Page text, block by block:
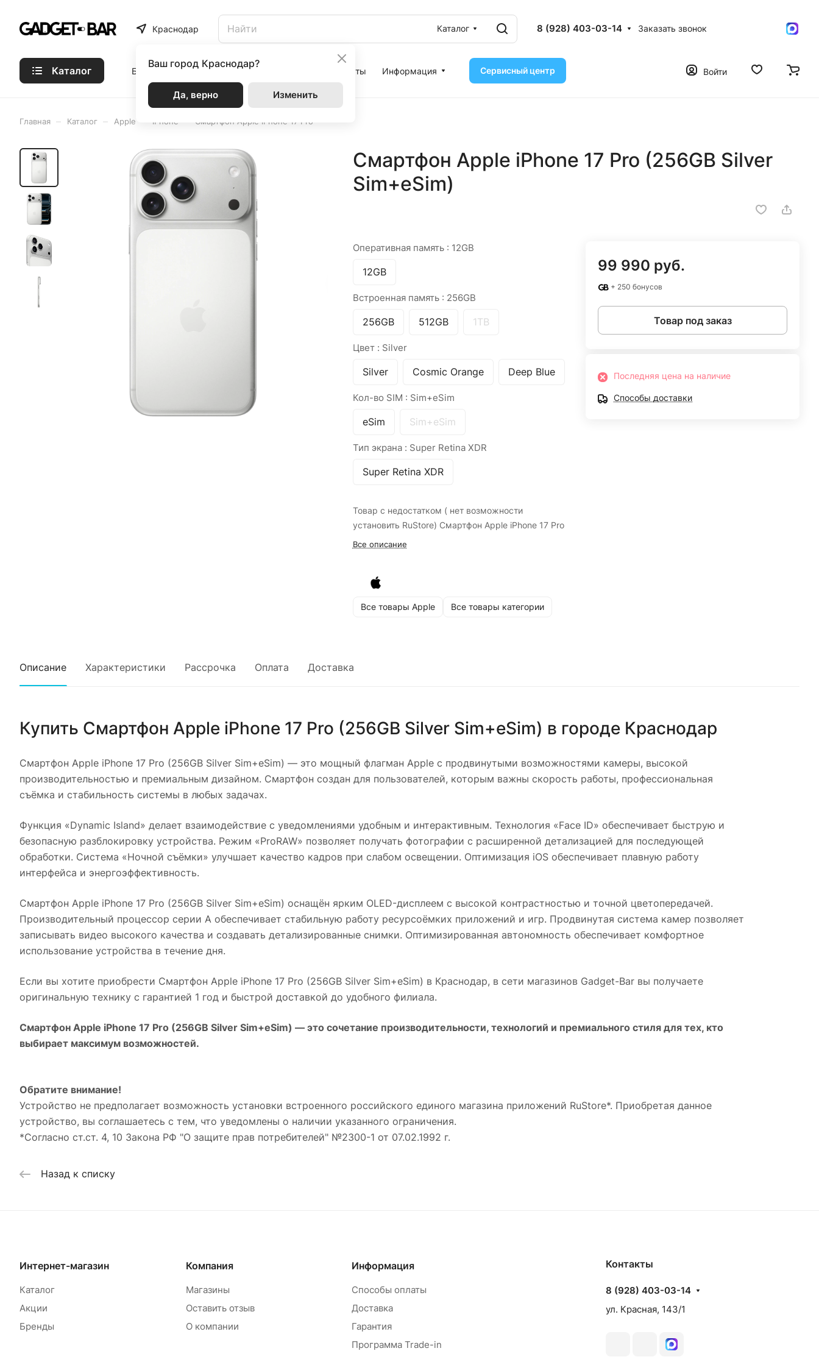
Краснодар
Ваш город Краснодар?
Да, верно Изменить
Каталог 8 (928) 403-03-14 Заказать звонок
Каталог Бренды Статьи Акции Контакты Информация Сервисный центр Войти
Главная Каталог Apple iPhone Смартфон Apple iPhone 17 Pro
Смартфон Apple iPhone 17 Pro (256GB Silver
Sim+eSim)
Оперативная память : 12GB
12GB
Встроенная память : 256GB
256GB 512GB 1TB
Цвет : Silver
Silver Cosmic Orange Deep Blue
Кол-во SIM : Sim+eSim
eSim Sim+eSim
Тип экрана : Super Retina XDR
Super Retina XDR
Товар с недостатком ( нет возможности
установить RuStore) Смартфон Apple iPhone 17 Pro
Все описание
Все товары Apple Все товары категории
99 990 руб.
+ 250 бонусов
Товар под заказ
Последняя цена на наличие
Способы доставки
Описание Характеристики Рассрочка Оплата Доставка
Купить Смартфон Apple iPhone 17 Pro (256GB Silver Sim+eSim) в городе Краснодар
Смартфон Apple iPhone 17 Pro (256GB Silver Sim+eSim) — это мощный флагман Apple с продвинутыми возможностями камеры, высокой
производительностью и премиальным дизайном. Смартфон создан для пользователей, которым важны скорость работы, профессиональная
съёмка и стабильность системы в любых задачах.
Функция «Dynamic Island» делает взаимодействие с уведомлениями удобным и интерактивным. Технология «Face ID» обеспечивает быструю и
безопасную разблокировку устройства. Режим «ProRAW» позволяет получать фотографии с расширенной детализацией для последующей
обработки. Система «Ночной съёмки» улучшает качество кадров при слабом освещении. Оптимизация iOS обеспечивает плавную работу
интерфейса и энергоэффективность.
Смартфон Apple iPhone 17 Pro (256GB Silver Sim+eSim) оснащён ярким OLED-дисплеем с высокой контрастностью и точной цветопередачей.
Производительный процессор серии A обеспечивает стабильную работу ресурсоёмких приложений и игр. Продвинутая система камер позволяет
записывать видео высокого качества и создавать детализированные снимки. Оптимизированная автономность обеспечивает комфортное
использование устройства в течение дня.
Если вы хотите приобрести Смартфон Apple iPhone 17 Pro (256GB Silver Sim+eSim) в Краснодар, в сети магазинов Gadget-Bar вы получаете
оригинальную технику с гарантией 1 год и быстрой доставкой до удобного филиала.
Смартфон Apple iPhone 17 Pro (256GB Silver Sim+eSim) — это сочетание производительности, технологий и премиального стиля для тех, кто
выбирает максимум возможностей.
Обратите внимание!
Устройство не предполагает возможность установки встроенного российского единого магазина приложений RuStore*. Приобретая данное
устройство, вы соглашаетесь с тем, что уведомлены о наличии указанного ограничения.
*Согласно ст.ст. 4, 10 Закона РФ "О защите прав потребителей" №2300-1 от 07.02.1992 г.
Назад к списку
Интернет-магазин
Каталог
Акции
Бренды
Компания
Магазины
Оставить отзыв
О компании
Информация
Способы оплаты
Доставка
Гарантия
Программа Trade-in
Контакты
8 (928) 403-03-14
ул. Красная, 143/1